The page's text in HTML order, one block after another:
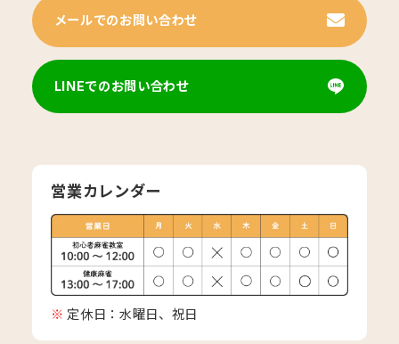
メールでのお問い合わせ
LINEでのお問い合わせ
営業カレンダー
定休日：水曜日、祝日